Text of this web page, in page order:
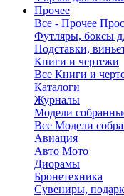
Прочее
Все - Прочее
Футляры, боксы
Подставки,
Книги и чертежи
Все Книги и
Каталоги
Журналы
Модели
Все Модели
Авиация
Авто Мото
Диорамы
Бронетехника
Сувениры,